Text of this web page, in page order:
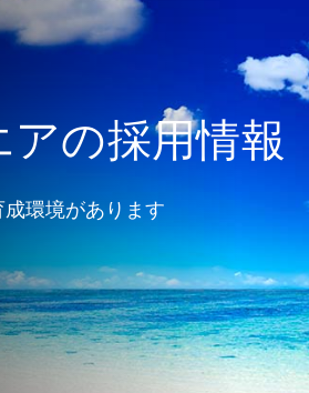
の採用情報
環境があります